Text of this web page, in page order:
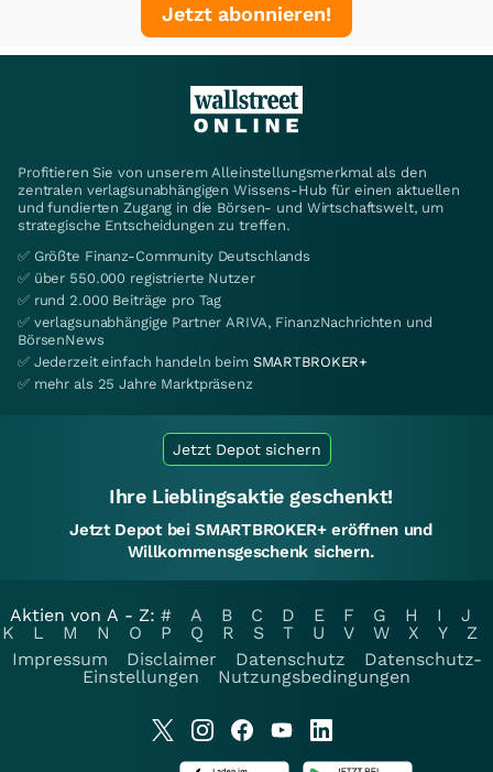
Jetzt abonnieren!
Profitieren Sie von unserem Alleinstellungsmerkmal als den
zentralen verlagsunabhängigen Wissens-Hub für einen aktuellen
und fundierten Zugang in die Börsen- und Wirtschaftswelt, um
strategische Entscheidungen zu treffen.
✅ Größte Finanz-Community Deutschlands
✅ über 550.000 registrierte Nutzer
✅ rund 2.000 Beiträge pro Tag
✅ verlagsunabhängige Partner ARIVA, FinanzNachrichten und
BörsenNews
✅ Jederzeit einfach handeln beim SMARTBROKER+
✅ mehr als 25 Jahre Marktpräsenz
Jetzt Depot sichern
Ihre Lieblingsaktie geschenkt!
Jetzt Depot bei SMARTBROKER+ eröffnen und
Willkommensgeschenk sichern.
Aktien von A - Z: # A B C D E F G H I
J
K
L M N O P Q R S T U V W X Y
Z
Impressum
Disclaimer Datenschutz
Datenschutz-
Einstellungen
Nutzungsbedingungen